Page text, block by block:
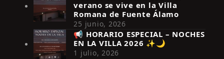
Síguenos en Instagram
verano se vive en la Villa
Romana de Fuente Álamo
25 junio, 2026
📢 HORARIO ESPECIAL – NOCHES
EN LA VILLA 2026 ✨🌙
1 julio, 2026